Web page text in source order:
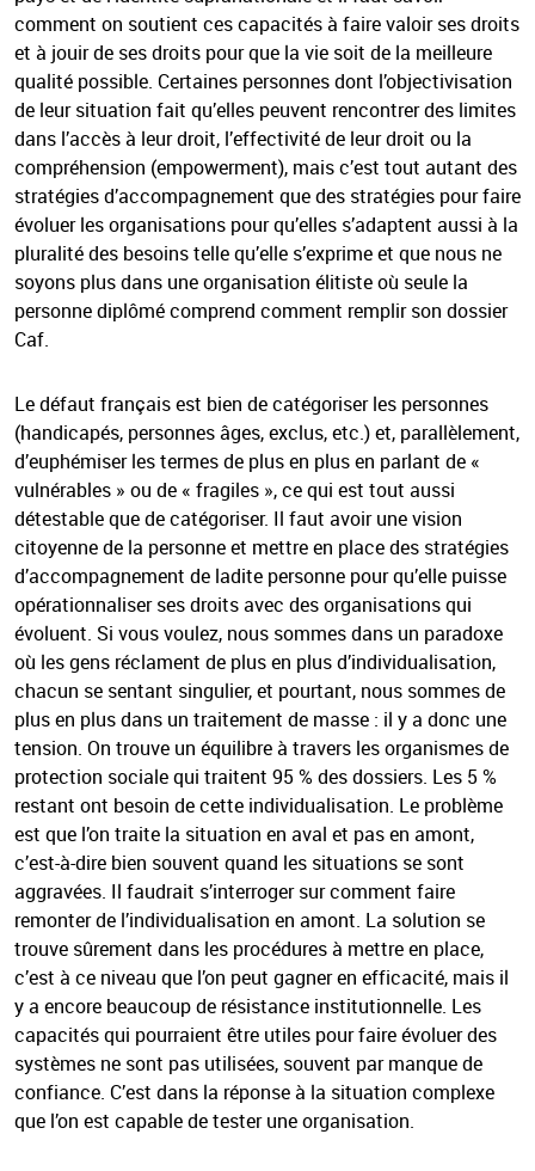
comment on soutient ces capacités à faire valoir ses droits
et à jouir de ses droits pour que la vie soit de la meilleure
qualité possible. Certaines personnes dont l’objectivisation
de leur situation fait qu’elles peuvent rencontrer des limites
dans l’accès à leur droit, l’effectivité de leur droit ou la
compréhension (empowerment), mais c’est tout autant des
stratégies d’accompagnement que des stratégies pour faire
évoluer les organisations pour qu’elles s’adaptent aussi à la
pluralité des besoins telle qu’elle s’exprime et que nous ne
soyons plus dans une organisation élitiste où seule la
personne diplômé comprend comment remplir son dossier
Caf.
Le défaut français est bien de catégoriser les personnes
(handicapés, personnes âges, exclus, etc.) et, parallèlement,
d’euphémiser les termes de plus en plus en parlant de «
vulnérables » ou de « fragiles », ce qui est tout aussi
détestable que de catégoriser. Il faut avoir une vision
citoyenne de la personne et mettre en place des stratégies
d’accompagnement de ladite personne pour qu’elle puisse
opérationnaliser ses droits avec des organisations qui
évoluent. Si vous voulez, nous sommes dans un paradoxe
où les gens réclament de plus en plus d’individualisation,
chacun se sentant singulier, et pourtant, nous sommes de
plus en plus dans un traitement de masse : il y a donc une
tension. On trouve un équilibre à travers les organismes de
protection sociale qui traitent 95 % des dossiers. Les 5 %
restant ont besoin de cette individualisation. Le problème
est que l’on traite la situation en aval et pas en amont,
c’est-à-dire bien souvent quand les situations se sont
aggravées. Il faudrait s’interroger sur comment faire
remonter de l’individualisation en amont. La solution se
trouve sûrement dans les procédures à mettre en place,
c’est à ce niveau que l’on peut gagner en efficacité, mais il
y a encore beaucoup de résistance institutionnelle. Les
capacités qui pourraient être utiles pour faire évoluer des
systèmes ne sont pas utilisées, souvent par manque de
confiance. C’est dans la réponse à la situation complexe
que l’on est capable de tester une organisation.